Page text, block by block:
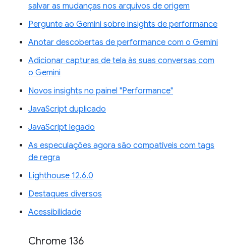
salvar as mudanças nos arquivos de origem
Pergunte ao Gemini sobre insights de performance
Anotar descobertas de performance com o Gemini
Adicionar capturas de tela às suas conversas com
o Gemini
Novos insights no painel "Performance"
JavaScript duplicado
JavaScript legado
As especulações agora são compatíveis com tags
de regra
Lighthouse 12.6.0
Destaques diversos
Acessibilidade
Chrome 136